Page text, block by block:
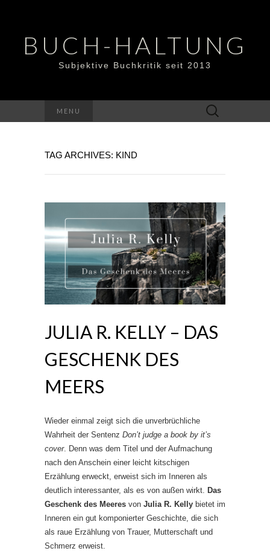
BUCH-HALTUNG
Subjektive Buchkritik seit 2013
MENU
Suchen
nach:
TAG ARCHIVES: KIND
JULIA R. KELLY – DAS
GESCHENK DES
MEERS
Wieder einmal zeigt sich die unverbrüchliche
Wahrheit der Sentenz Don’t judge a book by it’s
cover. Denn was dem Titel und der Aufmachung
nach den Anschein einer leicht kitschigen
Erzählung erweckt, erweist sich im Inneren als
deutlich interessanter, als es von außen wirkt.
Das
Geschenk des Meeres von Julia R. Kelly bietet im
Inneren ein gut komponierter Geschichte, die sich
als raue Erzählung von Trauer, Mutterschaft und
Schmerz erweist.